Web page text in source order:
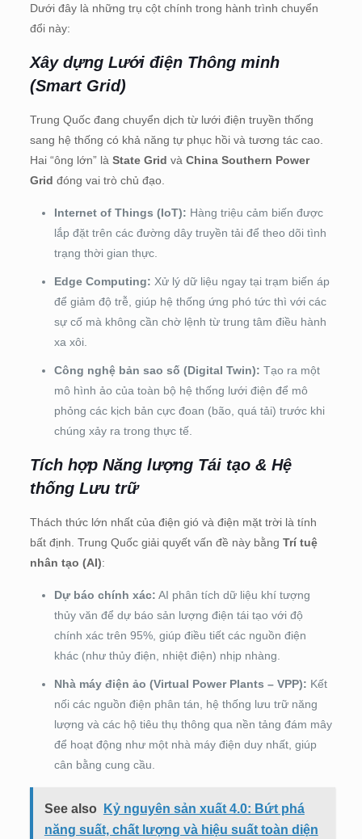
Dưới đây là những trụ cột chính trong hành trình chuyển
đổi này:
Xây dựng Lưới điện Thông minh
(Smart Grid)
Trung Quốc đang chuyển dịch từ lưới điện truyền thống
sang hệ thống có khả năng tự phục hồi và tương tác cao.
Hai “ông lớn” là State Grid và China Southern Power
Grid đóng vai trò chủ đạo.
Internet of Things (IoT): Hàng triệu cảm biến được
lắp đặt trên các đường dây truyền tải để theo dõi tình
trạng thời gian thực.
Edge Computing: Xử lý dữ liệu ngay tại trạm biến áp
để giảm độ trễ, giúp hệ thống ứng phó tức thì với các
sự cố mà không cần chờ lệnh từ trung tâm điều hành
xa xôi.
Công nghệ bản sao số (Digital Twin): Tạo ra một
mô hình ảo của toàn bộ hệ thống lưới điện để mô
phỏng các kịch bản cực đoan (bão, quá tải) trước khi
chúng xảy ra trong thực tế.
Tích hợp Năng lượng Tái tạo & Hệ
thống Lưu trữ
Thách thức lớn nhất của điện gió và điện mặt trời là tính
bất định. Trung Quốc giải quyết vấn đề này bằng Trí tuệ
nhân tạo (AI):
Dự báo chính xác: AI phân tích dữ liệu khí tượng
thủy văn để dự báo sản lượng điện tái tạo với độ
chính xác trên 95%, giúp điều tiết các nguồn điện
khác (như thủy điện, nhiệt điện) nhịp nhàng.
Nhà máy điện ảo (Virtual Power Plants – VPP): Kết
nối các nguồn điện phân tán, hệ thống lưu trữ năng
lượng và các hộ tiêu thụ thông qua nền tảng đám mây
để hoạt động như một nhà máy điện duy nhất, giúp
cân bằng cung cầu.
See also
Kỷ nguyên sản xuất 4.0: Bứt phá
năng suất, chất lượng và hiệu suất toàn diện